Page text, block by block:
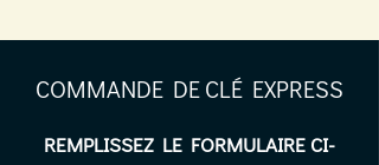
COMMANDE DE CLÉ EXPRESS
REMPLISSEZ LE FORMULAIRE CI-